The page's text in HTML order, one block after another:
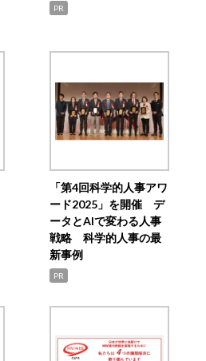
PR
「第4回科学的人事アワ
ード2025」を開催 デ
ータとAIで変わる人事
戦略 科学的人事の最
新事例
PR